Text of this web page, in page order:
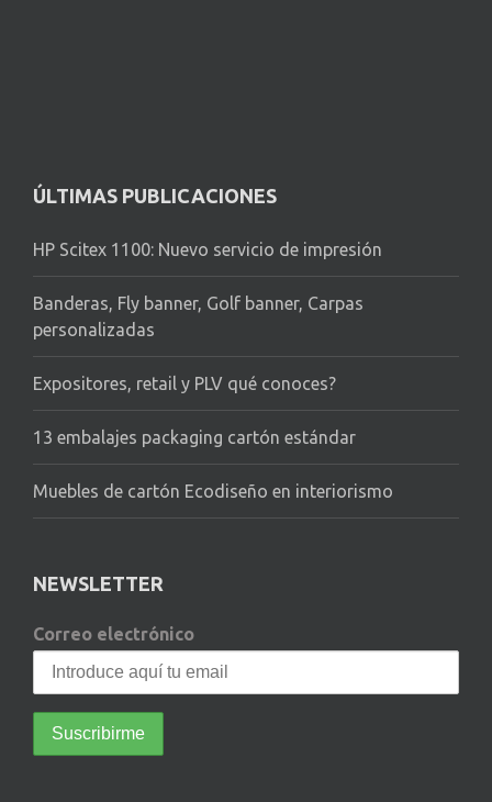
ÚLTIMAS PUBLICACIONES
HP Scitex 1100: Nuevo servicio de impresión
Banderas, Fly banner, Golf banner, Carpas
personalizadas
Expositores, retail y PLV qué conoces?
13 embalajes packaging cartón estándar
Muebles de cartón Ecodiseño en interiorismo
NEWSLETTER
Correo electrónico